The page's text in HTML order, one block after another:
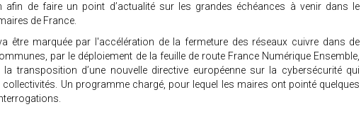
afin de faire un point d’actualité sur les grandes échéances à venir dans le
de France.
va être marquée par l'accélération de la fermeture des réseaux cuivre dans de
par le déploiement de la feuille de route France Numérique Ensemble,
transposition d’une nouvelle directive européenne sur la cybersécurité qui
Un programme chargé, pour lequel les maires ont pointé quelques